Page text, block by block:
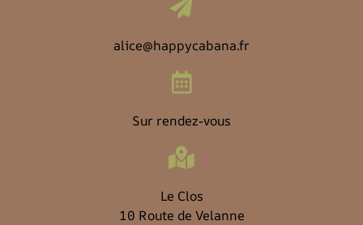
alice@happycabana.fr
Sur rendez-vous
Le Clos
10 Route de Velanne